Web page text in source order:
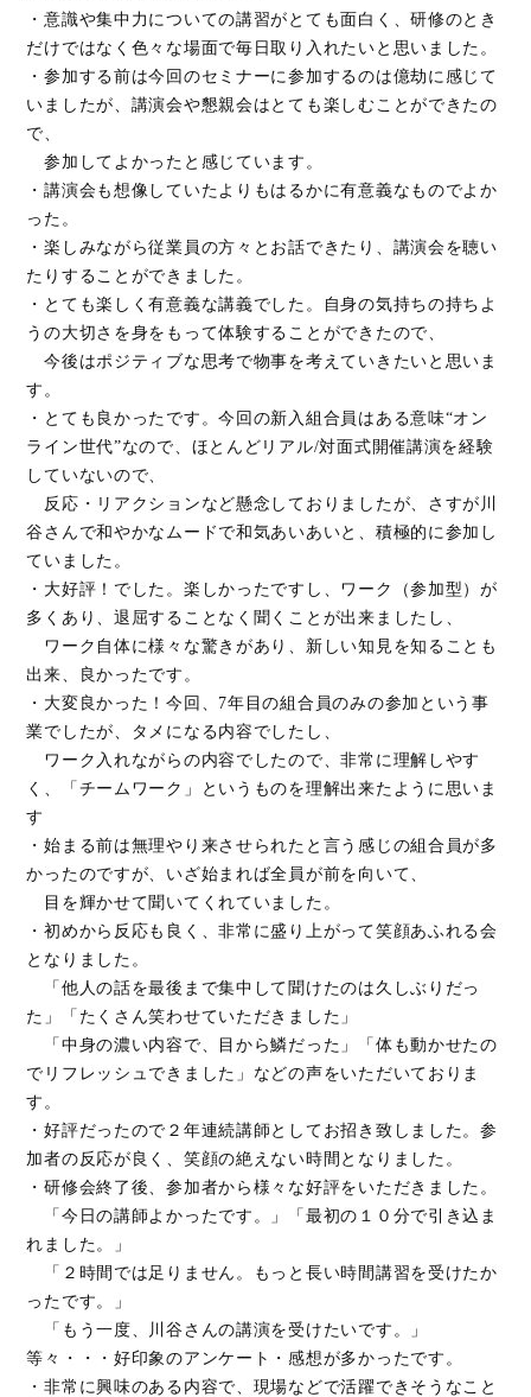
・意識や集中力についての講習がとても面白く、研修のとき
だけではなく色々な場面で毎日取り入れたいと思いました。
・参加する前は今回のセミナーに参加するのは億劫に感じて
いましたが、講演会や懇親会はとても楽しむことができたの
で、
参加してよかったと感じています。
・講演会も想像していたよりもはるかに有意義なものでよか
った。
・楽しみながら従業員の方々とお話できたり、講演会を聴い
たりすることができました。
・とても楽しく有意義な講義でした。自身の気持ちの持ちよ
うの大切さを身をもって体験することができたので、
今後はポジティブな思考で物事を考えていきたいと思いま
す。
・とても良かったです。今回の新入組合員はある意味“オン
ライン世代”なので、ほとんどリアル/対面式開催講演を経験
していないので、
反応・リアクションなど懸念しておりましたが、さすが川
谷さんで和やかなムードで和気あいあいと、積極的に参加し
ていました。
・大好評！でした。楽しかったですし、ワーク（参加型）が
多くあり、退屈することなく聞くことが出来ましたし、
ワーク自体に様々な驚きがあり、新しい知見を知ることも
出来、良かったです。
・大変良かった！今回、7年目の組合員のみの参加という事
業でしたが、タメになる内容でしたし、
ワーク入れながらの内容でしたので、非常に理解しやす
く、「チームワーク」というものを理解出来たように思いま
す
・始まる前は無理やり来させられたと言う感じの組合員が多
かったのですが、いざ始まれば全員が前を向いて、
目を輝かせて聞いてくれていました。
・初めから反応も良く、非常に盛り上がって笑顔あふれる会
となりました。
「他人の話を最後まで集中して聞けたのは久しぶりだっ
た」「たくさん笑わせていただきました」
「中身の濃い内容で、目から鱗だった」「体も動かせたの
でリフレッシュできました」などの声をいただいておりま
す。
・好評だったので２年連続講師としてお招き致しました。参
加者の反応が良く、笑顔の絶えない時間となりました。
・研修会終了後、参加者から様々な好評をいただきました。
「今日の講師よかったです。」「最初の１０分で引き込ま
れました。」
「２時間では足りません。もっと長い時間講習を受けたか
ったです。」
「もう一度、川谷さんの講演を受けたいです。」
等々・・・好印象のアンケート・感想が多かったです。
・非常に興味のある内容で、現場などで活躍できそうなこと